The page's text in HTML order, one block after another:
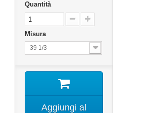
Quantità
Misura
39 1/3
Aggiungi al